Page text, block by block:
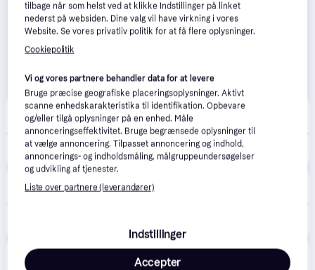
Teknikdele 5.0(1)
29 kr. fragt,1-3 dage
Philips OneBlade 360 elektrisk barbermaskine - QP2724/23 229 kr.
39 kr. fragt,3 dage
avXperten 4.8(429)
1 dag
tilbage når som helst ved at klikke Indstillinger på linket
nederst på websiden. Dine valg vil have virkning i vores
Website. Se vores privatliv politik for at få flere oplysninger.
Cookiepolitik
Vi og vores partnere behandler data for at levere
Bruge præcise geografiske placeringsoplysninger. Aktivt
scanne enhedskarakteristika til identifikation. Opbevare
og/eller tilgå oplysninger på en enhed. Måle
annonceringseffektivitet. Bruge begrænsede oplysninger til
at vælge annoncering. Tilpasset annoncering og indhold,
annoncerings- og indholdsmåling, målgruppeundersøgelser
og udvikling af tjenester.
Liste over partnere (leverandører)
Indstillinger
Accepter